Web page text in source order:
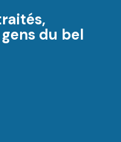
du bel